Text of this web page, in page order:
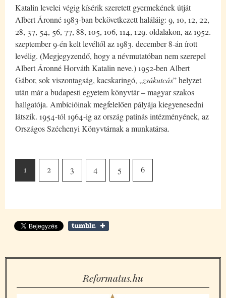
Katalin levelei végig kísérik szeretett gyermekének útját
Albert Áronné 1983-ban bekövetkezett haláláig: 9, 10, 12, 22,
28, 37, 54, 56, 77, 88, 105, 106, 114, 129. oldalakon, az 1952.
szeptember 9-én kelt levéltől az 1983. december 8-án írott
levélig. (Megjegyzendő, hogy a névmutatóban nem szerepel
Albert Áronné Horváth Katalin neve.) 1952-ben Albert
Gábor, sok viszontagság, kacskaringó, „zsákutcás” helyzet
után már a budapesti egyetem könyvtár – magyar szakos
hallgatója. Ambícióinak megfelelően pályája kiegyenesedni
látszik. 1954-tól 1964-ig az ország patinás intézményének, az
Országos Széchenyi Könyvtárnak a munkatársa.
1 2 3 4 5 6
Reformatus.hu